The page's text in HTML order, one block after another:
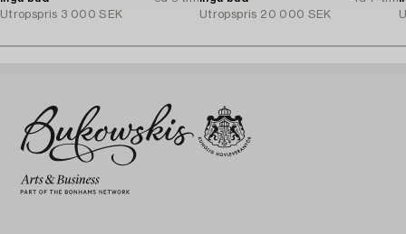
Utropspris 3 000 SEK
Utropspris 20 000 SEK